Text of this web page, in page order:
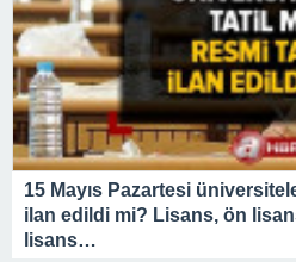
15 Mayıs Pazartesi
ilan edildi mi? Lisans, ön
lisans…